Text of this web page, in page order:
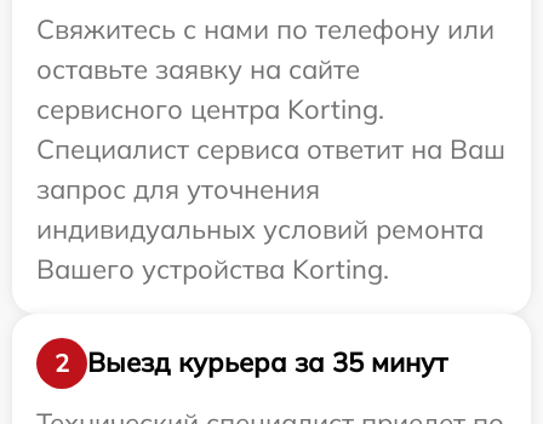
Свяжитесь с нами по телефону или
оставьте заявку на сайте
сервисного центра Korting.
Специалист сервиса ответит на Ваш
запрос для уточнения
индивидуальных условий ремонта
Вашего устройства Korting.
2
Выезд курьера за 35 минут